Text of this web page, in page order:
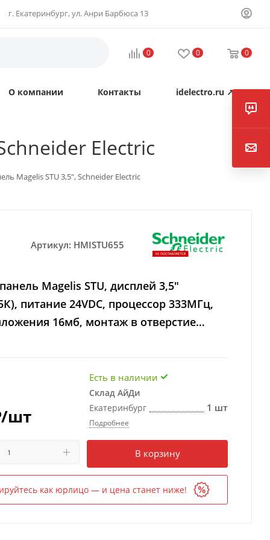
г. Екатеринбург, ул. Анри Барбюса 13
0 0 0
О компании Контакты idelectro.ru ↗
Electric
Magelis STU 3,5", Schneider Electric
Артикул: HMISTU655
Magelis STU, дисплей 3,5"
питание 24VDC, процессор 333МГц,
16мб, монтаж в отверстие
/шт
Есть в наличии
Склад АйДи
Екатеринбург
1 шт
Подробнее
В корзину
как юрлицо — и цена станет ниже!